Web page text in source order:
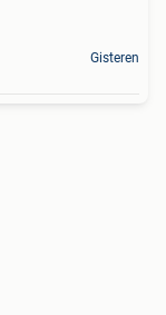
Gisteren